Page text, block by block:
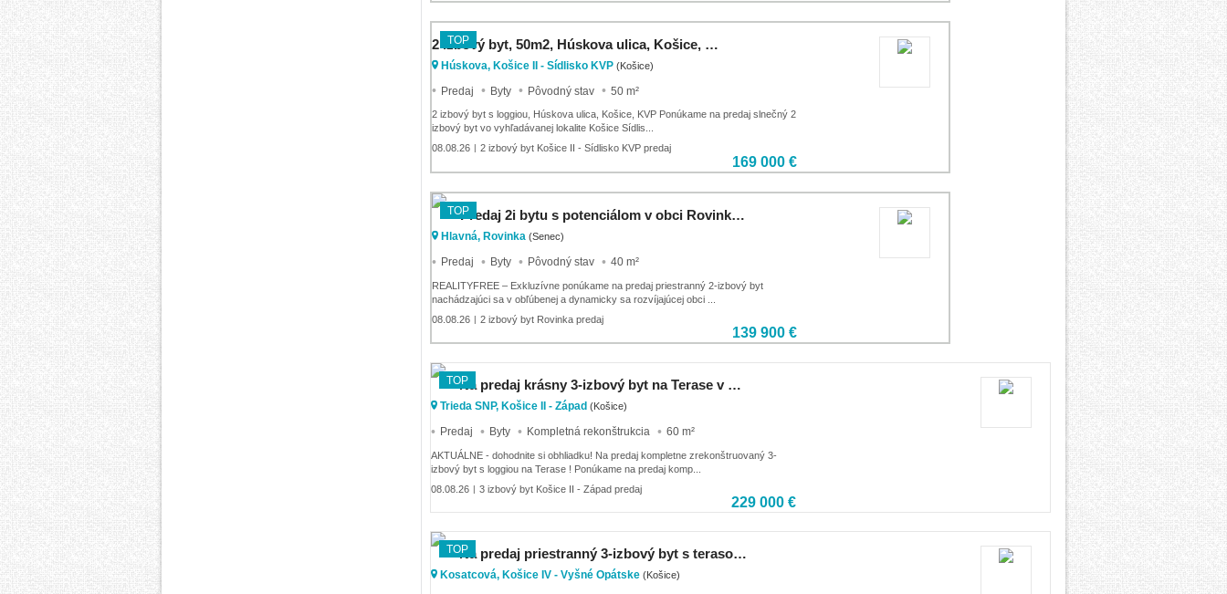
TOP 2 izbový byt, 50m2, Húskova ulica, Košice, KVP
Húskova, Košice II - Sídlisko KVP (Košice)
Predaj Byty Pôvodný stav 50 m²
2 izbový byt s loggiou, Húskova ulica, Košice, KVP Ponúkame na predaj slnečný 2
izbový byt vo vyhľadávanej lokalite Košice Sídlis...
08.08.26
2 izbový byt Košice II - Sídlisko KVP predaj
169 000 €
TOP Predaj 2i bytu s potenciálom v obci Rovinka len na krok od Bratislavy
Hlavná, Rovinka (Senec)
Predaj Byty Pôvodný stav 40 m²
REALITYFREE – Exkluzívne ponúkame na predaj priestranný 2-izbový byt
nachádzajúci sa v obľúbenej a dynamicky sa rozvíjajúcej obci ...
08.08.26 | 2 izbový byt Rovinka predaj
139 900 €
TOP Na predaj krásny 3-izbový byt na Terase v Košiciach
Trieda SNP, Košice II - Západ (Košice)
Predaj Byty Kompletná rekonštrukcia 60 m²
AKTUÁLNE - dohodnite si obhliadku! Na predaj kompletne zrekonštruovaný 3-
izbový byt s loggiou na Terase ! Ponúkame na predaj komp...
08.08.26 | 3 izbový byt Košice II - Západ predaj
229 000 €
TOP Na predaj priestranný 3-izbový byt s terasou v Košiciach
Kosatcová, Košice IV - Vyšné Opátske (Košice)